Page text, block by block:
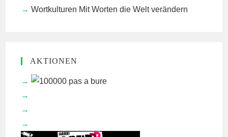
Wortkulturen Mit Worten die Welt verändern
AKTIONEN